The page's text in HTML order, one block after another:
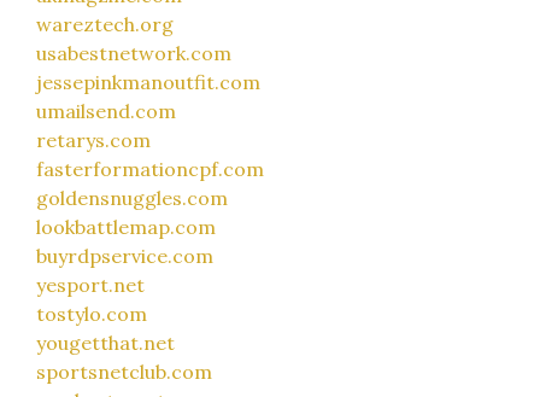
wareztech.org
usabestnetwork.com
jessepinkmanoutfit.com
umailsend.com
retarys.com
fasterformationcpf.com
goldensnuggles.com
lookbattlemap.com
buyrdpservice.com
yesport.net
tostylo.com
yougetthat.net
sportsnetclub.com